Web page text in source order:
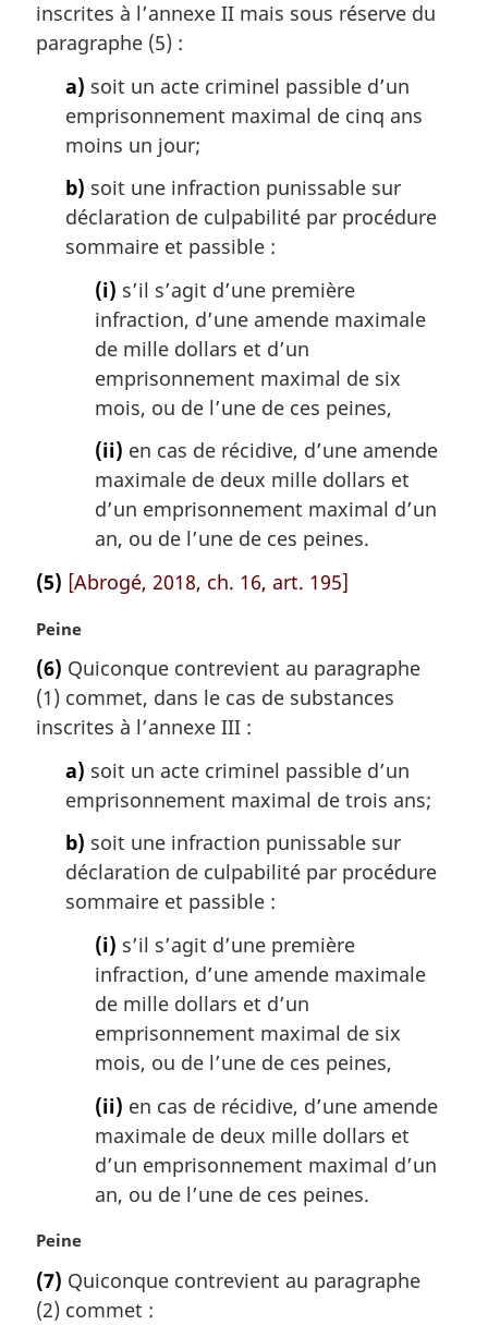
m
a
r
inscrites à l’annexe II mais sous réserve du
paragraphe (5) :
a) soit un acte criminel passible d’un
emprisonnement maximal de cinq ans
moins un jour;
b) soit une infraction punissable sur
déclaration de culpabilité par procédure
sommaire et passible :
(i) s’il s’agit d’une première
infraction, d’une amende maximale
de mille dollars et d’un
emprisonnement maximal de six
mois, ou de l’une de ces peines,
(ii) en cas de récidive, d’une amende
maximale de deux mille dollars et
d’un emprisonnement maximal d’un
an, ou de l’une de ces peines.
(5) [Abrogé, 2018, ch. 16, art. 195]
N
t
e
m
Peine
(6) Quiconque contrevient au paragraphe
(1) commet, dans le cas de substances
inscrites à l’annexe III :
a) soit un acte criminel passible d’un
emprisonnement maximal de trois ans;
b) soit une infraction punissable sur
déclaration de culpabilité par procédure
sommaire et passible :
(i) s’il s’agit d’une première
infraction, d’une amende maximale
de mille dollars et d’un
emprisonnement maximal de six
mois, ou de l’une de ces peines,
(ii) en cas de récidive, d’une amende
maximale de deux mille dollars et
d’un emprisonnement maximal d’un
an, ou de l’une de ces peines.
N
t
e
Peine
(7) Quiconque contrevient au paragraphe
(2) commet :